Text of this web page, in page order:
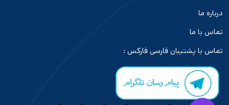
درباره ما
تماس با ما
تماس با پشتیبان فارسی فارکس :